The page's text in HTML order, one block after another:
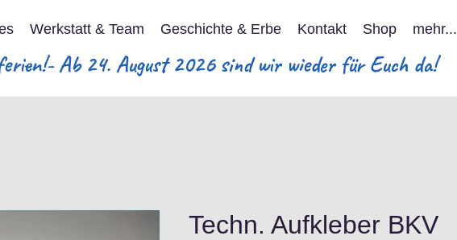
Werkstatt & Team Geschichte & Erbe Kontakt Shop mehr...
Ab 24. August 2026 sind wir wieder für Euch da!
Techn. Aufkleber BKV